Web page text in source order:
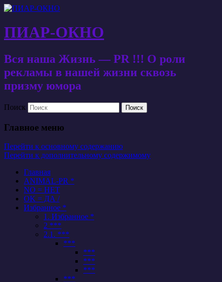
ПИАР-ОКНО
Вся наша Жизнь — PR !!! О роли
рекламы в нашей жизни сквозь
призму юмора
Поиск
Главное меню
Перейти к основному содержанию
Перейти к дополнительному содержимому
Главная
ANIMAL-PR *
NO = НЕТ
OK = ДА /
Избранное *
1. Избранное *
2 ***
2.1. ***
***
***
***
***
***